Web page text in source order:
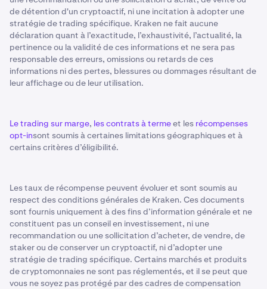
de détention d'un cryptoactif, ni une incitation à adopter une
stratégie de trading spécifique. Kraken ne fait aucune
déclaration quant à l’exactitude, l’exhaustivité, l’actualité, la
pertinence ou la validité de ces informations et ne sera pas
responsable des erreurs, omissions ou retards de ces
informations ni des pertes, blessures ou dommages résultant de
leur affichage ou de leur utilisation.
Le trading sur marge, les contrats à termeet les récompenses
opt-insont soumis à certaines limitations géographiques et à
certains critères d’éligibilité.
Les taux de récompense peuvent évoluer et sont soumis au
respect des conditions générales de Kraken. Ces documents
sont fournis uniquement à des fins d’information générale et ne
constituent pas un conseil en investissement, ni une
recommandation ou une sollicitation d’acheter, de vendre, de
staker ou de conserver un cryptoactif, ni d’adopter une
stratégie de trading spécifique. Certains marchés et produits
de cryptomonnaies ne sont pas réglementés, et il se peut que
vous ne soyez pas protégé par des cadres de compensation